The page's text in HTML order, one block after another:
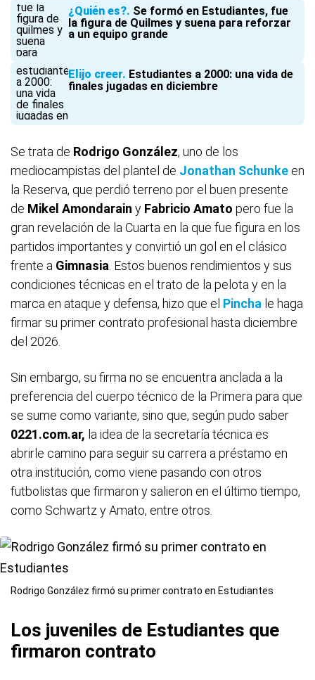
¿Quién es? Se formó en Estudiantes, fue
la figura de Quilmes y suena para reforzar
a un equipo grande
Elijo creer Estudiantes a 2000: una vida de
finales jugadas en diciembre
Se trata de Rodrigo González, uno de los
mediocampistas del plantel de Jonathan Schunke en
la Reserva, que perdió terreno por el buen presente
de Mikel Amondarain y Fabricio Amato pero fue la
gran revelación de la Cuarta en la que fue figura en los
partidos importantes y convirtió un gol en el clásico
frente a Gimnasia . Estos buenos rendimientos y sus
condiciones técnicas en el trato de la pelota y en la
marca en ataque y defensa, hizo que el Pincha le haga
firmar su primer contrato profesional hasta diciembre
del 2026.
Sin embargo, su firma no se encuentra anclada a la
preferencia del cuerpo técnico de la Primera para que
se sume como variante, sino que, según pudo saber
0221.com.ar, la idea de la secretaría técnica es
abrirle camino para seguir su carrera a préstamo en
otra institución, como viene pasando con otros
futbolistas que firmaron y salieron en el último tiempo,
como Schwartz y Amato, entre otros.
Rodrigo González firmó su primer contrato en Estudiantes
Los juveniles de Estudiantes que
firmaron contrato